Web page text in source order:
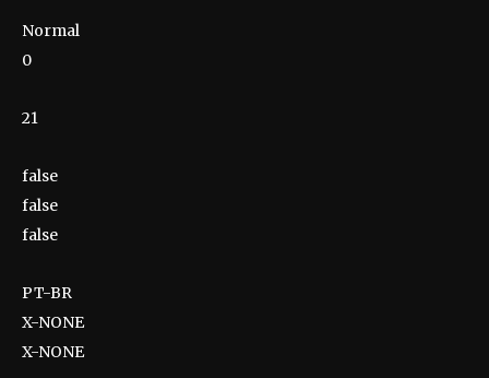
Normal
0
21
false
false
false
PT-BR
X-NONE
X-NONE